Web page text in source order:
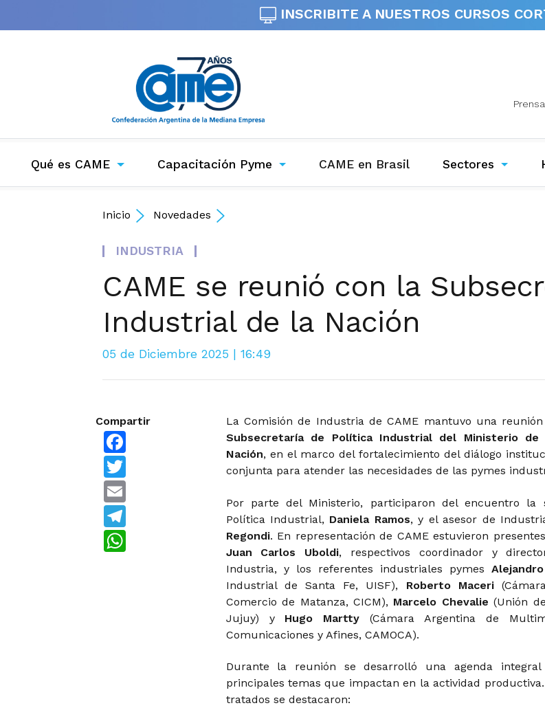
INSCRIBITE A NUESTROS CURSOS
Prensa
Qué es CAME Capacitación Pyme CAME en Brasil(current)Sectores
Inicio Novedades
INDUSTRIA
CAME se reunió con la
Industrial de la Nación
05 de Diciembre 2025 | 16:49
Compartir
La Comisión de Industria de CAME mantuvo una
Subsecretaría de Política Industrial del Ministerio de
Nación, en el marco del fortalecimiento del diálogo
conjunta para atender las necesidades de las pymes
Por parte del Ministerio, participaron del encuentro la
Política Industrial, Daniela Ramos, y el asesor de
Regondi. En representación de CAME estuvieron presentes
Juan Carlos Uboldi, respectivos coordinador y
Industria, y los referentes industriales pymes
Industrial de Santa Fe, UISF), Roberto Maceri
Comercio de Matanza, CICM), Marcelo Chevalie(Unión
Jujuy) y Hugo Martty(Cámara Argentina de
Comunicaciones y Afines, CAMOCA).
Durante la reunión se desarrolló una agenda
principales temas que impactan en la actividad
tratados se destacaron: